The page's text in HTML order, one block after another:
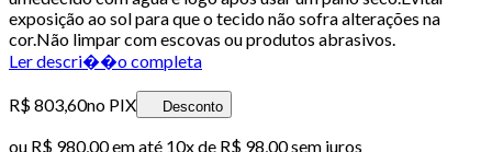
exposição ao sol para que o tecido não sofra alterações na
cor.Não limpar com escovas ou produtos abrasivos.
Ler descri��o completa
R$ 803,60no PIX Desconto
ou R$ 980,00em até 10x de R$ 98,00 sem juros